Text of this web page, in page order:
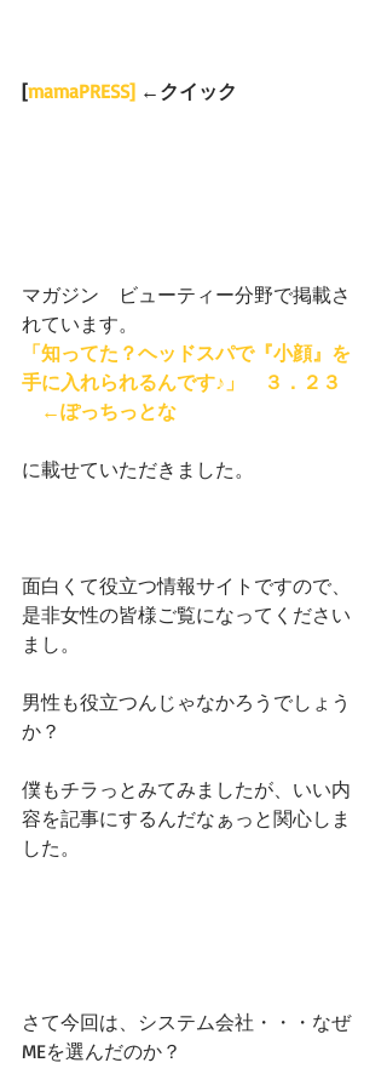
[mamaPRESS] ←クイック
マガジン　ビューティー分野で掲載さ
れています。
「知ってた？ヘッドスパで『小顔』を
手に入れられるんです♪」　３．２３
←ぽっちっとな
に載せていただきました。
面白くて役立つ情報サイトですので、
是非女性の皆様ご覧になってください
まし。
男性も役立つんじゃなかろうでしょう
か？
僕もチラっとみてみましたが、いい内
容を記事にするんだなぁっと関心しま
した。
さて今回は、システム会社・・・なぜ
MEを選んだのか？